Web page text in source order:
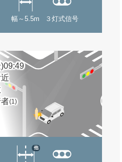
幅～5.5m ３灯式信号
(1)
他